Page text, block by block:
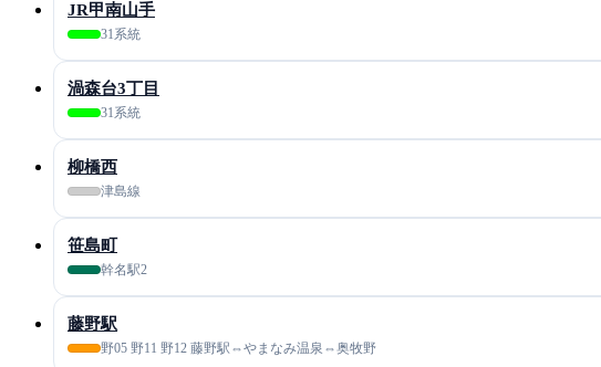
JR甲南山手
31系統
渦森台3丁目
31系統
柳橋西
津島線
笹島町
幹名駅2
藤野駅
野05 野11 野12 藤野駅⇔やまなみ温泉⇔奥牧野